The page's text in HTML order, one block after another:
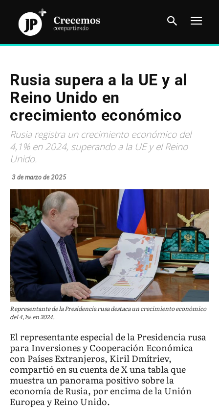
Rusia supera a la UE y al
Reino Unido en
crecimiento económico
Rusia registra un crecimiento económico del
4,1% en 2024, superando a la UE y el Reino
Unido.
3 de marzo de 2025
Representante de la Presidencia rusa destaca un crecimiento económico
del 4,1% en 2024.
El representante especial de la Presidencia rusa
para Inversiones y Cooperación Económica
con Países Extranjeros, Kiril Dmítriev,
compartió en su cuenta de X una tabla que
muestra un panorama positivo sobre la
economía de Rusia, por encima de la Unión
Europea y Reino Unido.